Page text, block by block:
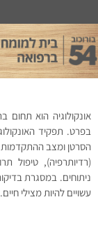
אונקולוגיה הוא תחום
בפרט. תפקיד
הסרטן ומצב ההתקדמות
(רדיותרפיה), טיפול
ניתוחים. במסגרת
עשויים להיות מצילי חיים.